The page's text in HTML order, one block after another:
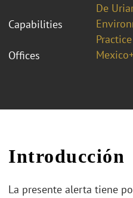
De
Capabilities
Practice
Offices
Introducción
La presente alerta tiene